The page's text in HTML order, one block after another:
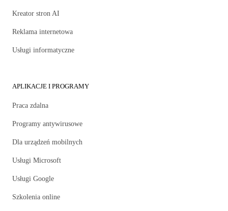
Kreator stron AI
Reklama internetowa
Usługi informatyczne
APLIKACJE I PROGRAMY
Praca zdalna
Programy antywirusowe
Dla urządzeń mobilnych
Usługi Microsoft
Usługi Google
Szkolenia online